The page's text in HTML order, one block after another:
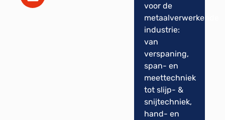
voor de
metaalverwerkende
industrie:
van
verspaning,
span- en
meettechniek
tot slijp- &
snijtechniek,
hand- en